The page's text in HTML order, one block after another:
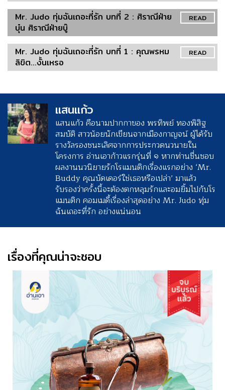
READ
Mr. Judo ทุ่มฉันเถอะที่รัก บทที่ 2 : ศิราณีฝ่าย
บุ๋น ศิราณีฝ่ายบู๊
READ
Mr. Judo ทุ่มฉันเถอะที่รัก บทที่ 1 : คุณพรหม
ลิขิต...งั้นเหรอ
แสนแก้ว
แสนแก้ว คือนามปากกาของ พรทิพย์ ทองพิสิฐ
สมบัติ สาวน้อยนักเขียนจากเมืองกาญจน์ ผู้ได้รับ
รางวัลรองชนะเลิศจากการประกวดนวนายใน
โครงการ อ่านเอาก้าวแรกรุ่นที่ ๑ หากท่านชื่นชอบ
ผลงานนวนิยายรักโรแมนติกเรื่องแรกอย่าง ‘Mr.
Buddy คุณบัดเดอร์ใช่เธอหรือเปล่า’ มาแล้ว
รับรองว่าครั้งนี้จะต้องตกหลุมรักและอมยิ้มไปกับโร
แมนติก คอมเมดี้เรื่องล่าสุดอย่าง Mr. Judo ทุ่ม
ฉันเถอะที่รัก อย่างแน่นอน
เรื่องที่คุณน่าจะชอบ